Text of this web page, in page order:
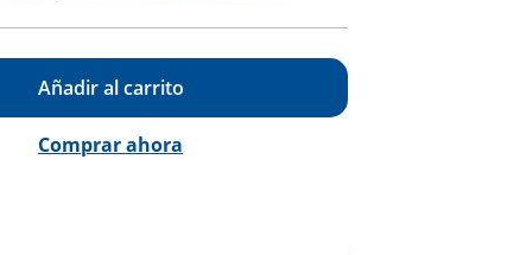
Añadir al carrito
Comprar ahora